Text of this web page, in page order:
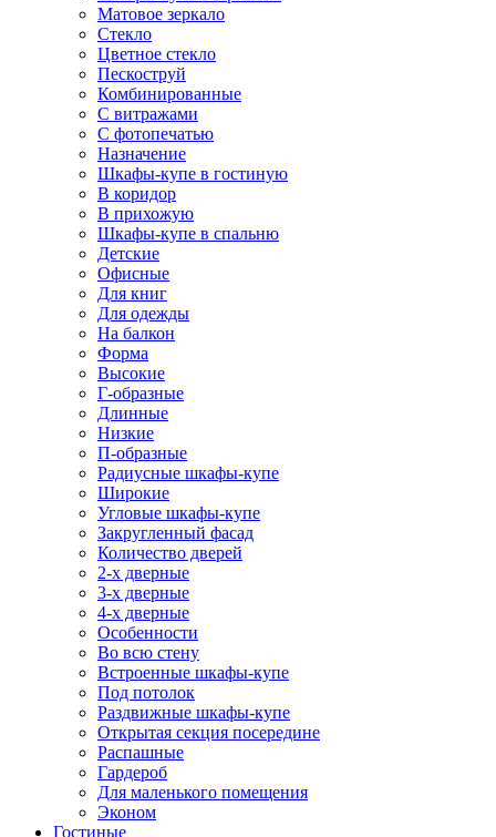
Матовое зеркало
Стекло
Цветное стекло
Пескоструй
Комбинированные
С витражами
С фотопечатью
Назначение
Шкафы-купе в гостиную
В коридор
В прихожую
Шкафы-купе в спальню
Детские
Офисные
Для книг
Для одежды
На балкон
Форма
Высокие
Г-образные
Длинные
Низкие
П-образные
Радиусные шкафы-купе
Широкие
Угловые шкафы-купе
Закругленный фасад
Количество дверей
2-х дверные
3-х дверные
4-х дверные
Особенности
Во всю стену
Встроенные шкафы-купе
Под потолок
Раздвижные шкафы-купе
Открытая секция посередине
Распашные
Гардероб
Для маленького помещения
Эконом
Гостиные